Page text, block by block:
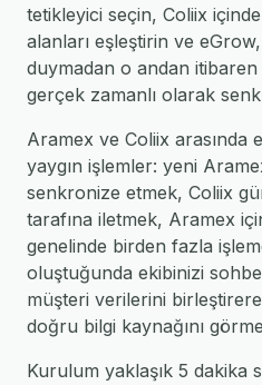
tetikleyici seçin, Coliix
alanları eşleştirin ve
duymadan o andan itibaren
gerçek zamanlı olarak
Aramex ve Coliix arasında
yaygın işlemler: yeni
senkronize etmek, Coliix
tarafına iletmek, Aramex
genelinde birden fazla
oluştuğunda ekibinizi
müşteri verilerini
doğru bilgi kaynağını
Kurulum yaklaşık 5 dakika